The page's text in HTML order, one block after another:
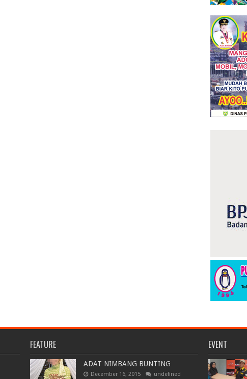
FEATURE
ADAT NIMBANG BUNTING
December 16, 2015 undefined
EVENT